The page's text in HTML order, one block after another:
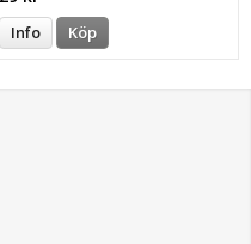
Info Köp